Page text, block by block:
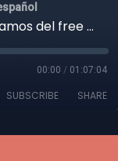
La aspiradora del West: Hablamos del free agency en la NBA mientras aspiramos la casa
00:00 / 01:07:04
SUBSCRIBE SHARE